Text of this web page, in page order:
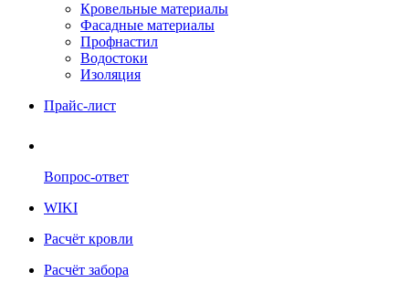
Кровельные материалы
Фасадные материалы
Профнастил
Водостоки
Изоляция
Прайс-лист
Вопрос-ответ
WIKI
Расчёт кровли
Расчёт забора